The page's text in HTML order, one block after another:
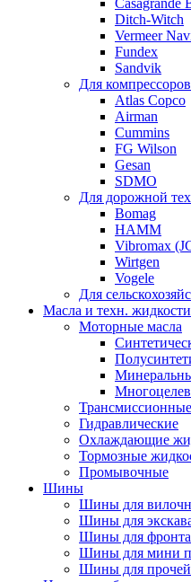
Ditch-Witch
Vermeer
Fundex
Sandvik
Для компрессоров
Atlas Copco
Airman
Cummins
FG Wilson
Gesan
SDMO
Для дорожной
Bomag
HAMM
Vibromax
Wirtgen
Vogele
Для
Масла и техн. жидкости
Моторные масла
Трансмиссионные
Гидравлические
Охлаждающие
Тормозные
Промывочные
Шины
Шины для
Шины для
Шины для
Шины для мини
Шины для прочей